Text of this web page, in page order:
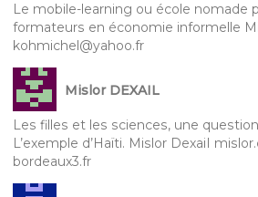
Le mobile-learning ou école nomade
formateurs en économie informelle
kohmichel@yahoo.fr
Mislor DEXAIL
Les filles et les sciences, une
L’exemple d’Haïti. Mislor DexaiI
bordeaux3.fr